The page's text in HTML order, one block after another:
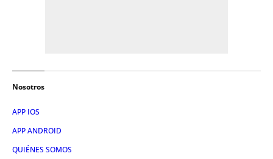
Nosotros
APP IOS
APP ANDROID
QUIÉNES SOMOS